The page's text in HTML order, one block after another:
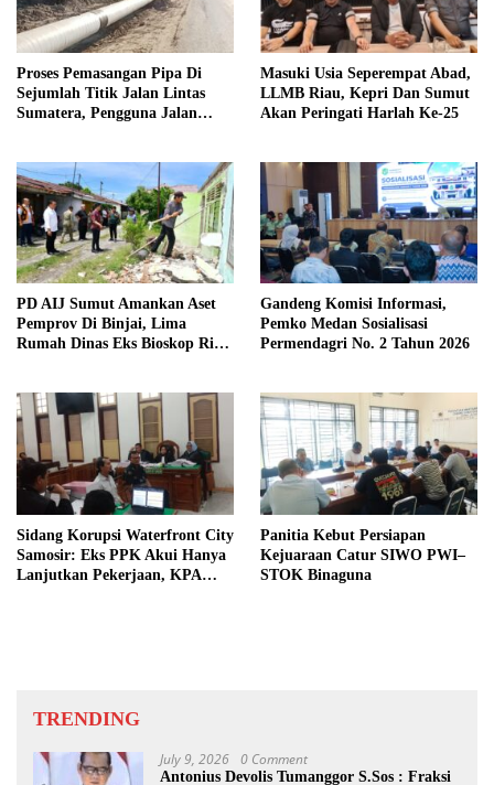
Proses Pemasangan Pipa Di
Sejumlah Titik Jalan Lintas
Sumatera, Pengguna Jalan
Masuki Usia Seperempat Abad,
LLMB Riau, Kepri Dan Sumut
Akan Peringati Harlah Ke-25
PD AIJ Sumut Amankan Aset
Pemprov Di Binjai, Lima
Rumah Dinas Eks Bioskop Ria
Gandeng Komisi Informasi,
Pemko Medan Sosialisasi
Permendagri No. 2 Tahun 2026
Sidang Korupsi Waterfront City
Samosir: Eks PPK Akui Hanya
Lanjutkan Pekerjaan, KPA
Panitia Kebut Persiapan
Kejuaraan Catur SIWO PWI–
STOK Binaguna
TRENDING
July 9, 2026 0 Comment
Antonius Devolis Tumanggor S.Sos : Fraksi